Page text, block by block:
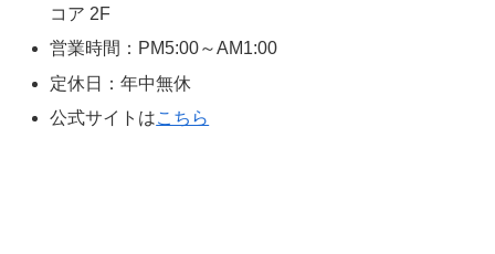
コア 2F
営業時間：PM5:00～AM1:00
定休日：年中無休
公式サイトはこちら